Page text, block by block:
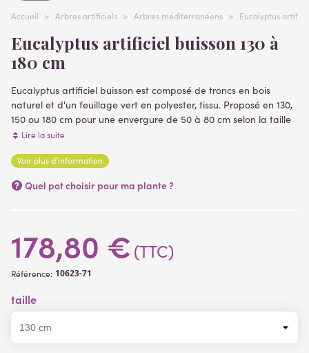
Accueil > Arbres artificiels > Arbres méditerranéens > Eucalyptus
Eucalyptus artificiel buisson 130 à
180 cm
Eucalyptus artificiel buisson est composé de troncs en bois
naturel et d'un feuillage vert en polyester, tissu. Proposé en 130,
150 ou 180 cm pour une envergure de 50 à 80 cm selon la taille
sélectionnée
Lire la suite
Voir plus d'information
Quel pot choisir pour ma plante ?
178,80 € (TTC)
Référence: 10623-71
taille